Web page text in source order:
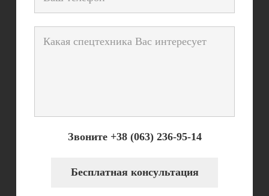
Звоните +38 (063) 236-95-14
Бесплатная консультация